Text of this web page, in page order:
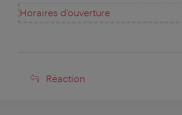
Horaires d'ouverture
Réaction
Réaction